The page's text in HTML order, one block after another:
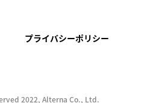
プライバシーポリシー
2022, Alterna Co., Ltd.